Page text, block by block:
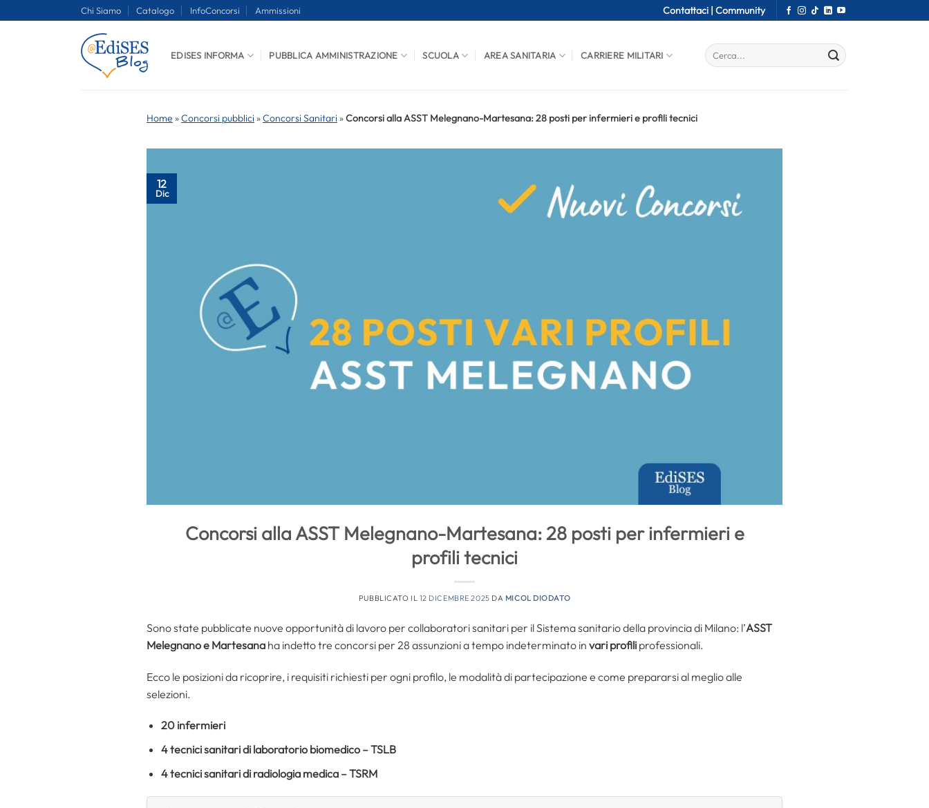
Chi Siamo Catalogo InfoConcorsi Ammissioni Contattaci | Community
EDISES INFORMA PUBBLICA AMMINISTRAZIONE SCUOLA AREA SANITARIA CARRIERE MILITARI
Home »Concorsi pubblici »Concorsi Sanitari »Concorsi alla ASST Melegnano-Martesana: 28 posti per infermieri e profili tecnici
12
Dic
Concorsi alla ASST Melegnano-Martesana: 28 posti per infermieri e
profili tecnici
PUBBLICATO IL 12 DICEMBRE 2025 DA MICOL DIODATO
Sono state pubblicate nuove opportunità di lavoro per collaboratori sanitari per il Sistema sanitario della provincia di Milano: l’ASST
Melegnano e Martesana ha indetto tre concorsi per 28 assunzioni a tempo indeterminato in vari profili professionali.
Ecco le posizioni da ricoprire, i requisiti richiesti per ogni profilo, le modalità di partecipazione e come prepararsi al meglio alle
selezioni.
20 infermieri
4 tecnici sanitari di laboratorio biomedico – TSLB
4 tecnici sanitari di radiologia medica – TSRM